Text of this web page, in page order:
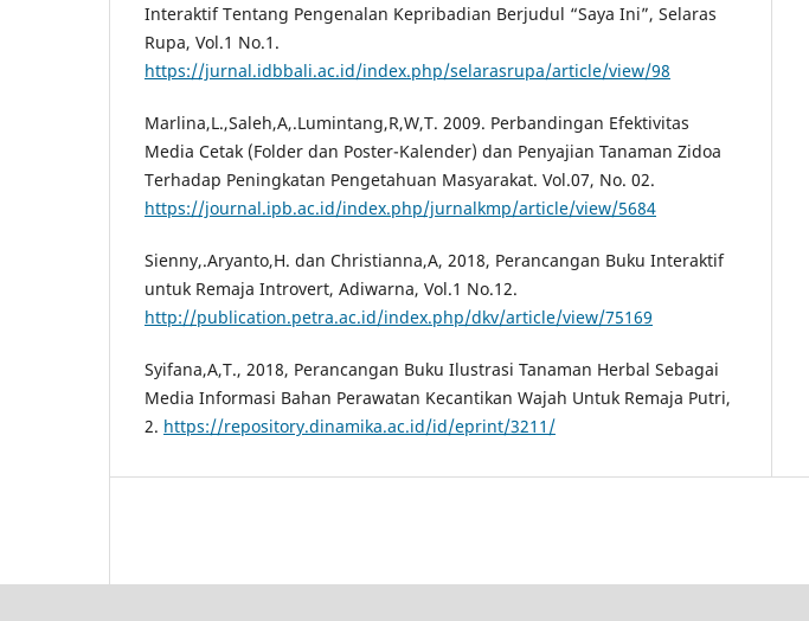
Interaktif Tentang Pengenalan Kepribadian Berjudul “Saya Ini”, Selaras
Rupa, Vol.1 No.1.
https://jurnal.idbbali.ac.id/index.php/selarasrupa/article/view/98
Marlina,L.,Saleh,A,.Lumintang,R,W,T. 2009. Perbandingan Efektivitas
Media Cetak (Folder dan Poster-Kalender) dan Penyajian Tanaman Zidoa
Terhadap Peningkatan Pengetahuan Masyarakat. Vol.07, No. 02.
https://journal.ipb.ac.id/index.php/jurnalkmp/article/view/5684
Sienny,.Aryanto,H. dan Christianna,A, 2018, Perancangan Buku Interaktif
untuk Remaja Introvert, Adiwarna, Vol.1 No.12.
http://publication.petra.ac.id/index.php/dkv/article/view/75169
Syifana,A,T., 2018, Perancangan Buku Ilustrasi Tanaman Herbal Sebagai
Media Informasi Bahan Perawatan Kecantikan Wajah Untuk Remaja Putri,
2. https://repository.dinamika.ac.id/id/eprint/3211/